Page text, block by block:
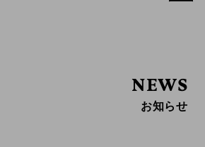
NEWS
お知らせ